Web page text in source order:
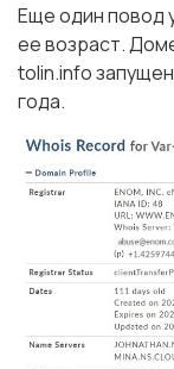
Еще один повод
ее возраст.
tolin.info
года.